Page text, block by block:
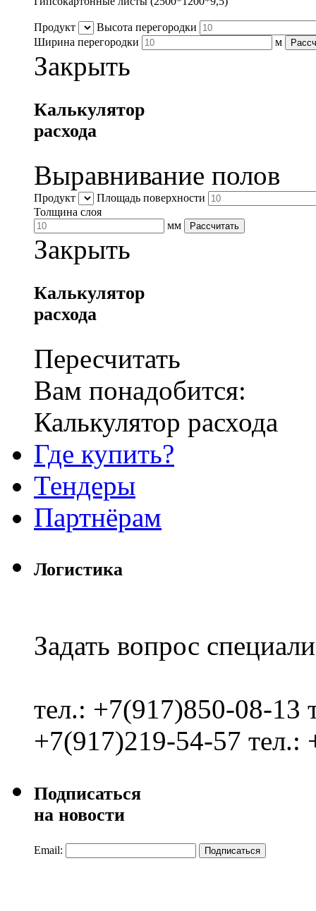
Продукт
Высота перегородки
Ширина перегородки
м
Закрыть
Калькулятор
расхода
Выравнивание полов
Продукт
Площадь поверхности
Толщина слоя
мм
Рассчитать
Закрыть
Калькулятор
расхода
Пересчитать
Вам понадобится:
Калькулятор расхода
Где купить?
Тендеры
Партнёрам
Логистика
Задать вопрос
тел.: +7(917)850-08-13
+7(917)219-54-57 тел.:
Подписаться
на новости
Email: Подписаться